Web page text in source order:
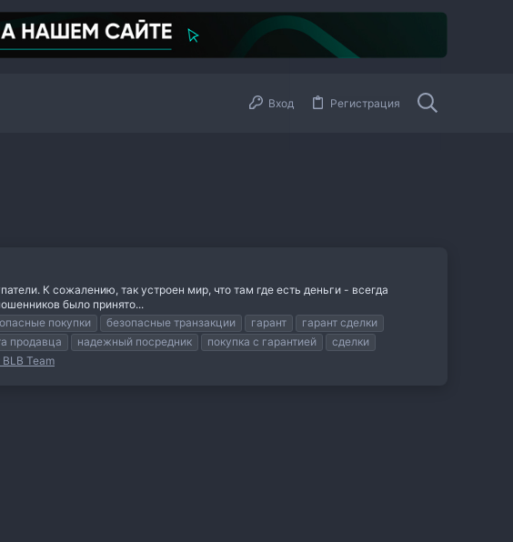
Вход Регистрация
К сожалению, так устроен мир, что там где есть деньги - всегда
было принято...
покупки безопасные транзакции гарант
гарант сделки
продавца надежный посредник покупка с гарантией
сделки
BLB Team